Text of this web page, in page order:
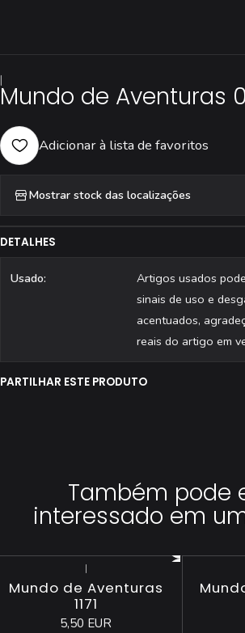
|
Mundo de Aventuras
Adicionar à lista de favoritos
Mostrar stock das localizações
DETALHES
Usado:
Artigos usados
sinais de uso e
acentuados,
reais do artigo em
PARTILHAR ESTE PRODUTO
Também pode
interessado em
|
Mundo de Aventuras
1171
5,50 EUR